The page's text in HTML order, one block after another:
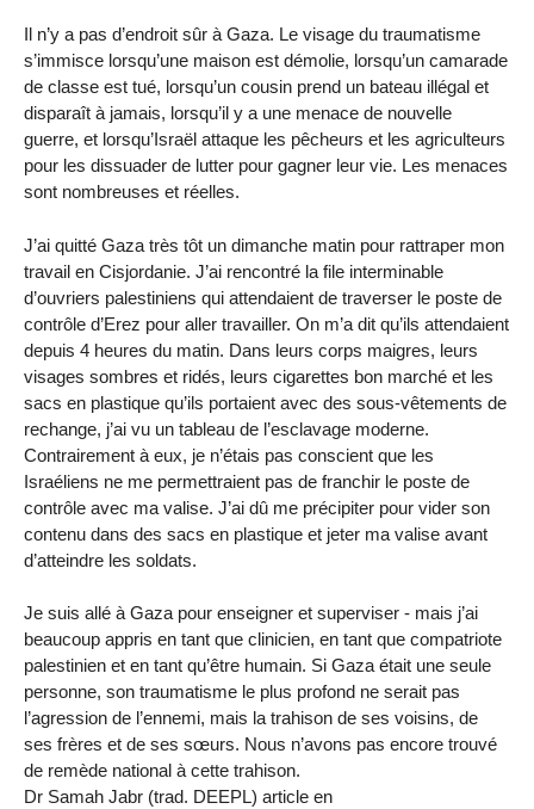
Il n’y a pas d’endroit sûr à Gaza. Le visage du traumatisme
s’immisce lorsqu’une maison est démolie, lorsqu’un camarade
de classe est tué, lorsqu’un cousin prend un bateau illégal et
disparaît à jamais, lorsqu’il y a une menace de nouvelle
guerre, et lorsqu’Israël attaque les pêcheurs et les agriculteurs
pour les dissuader de lutter pour gagner leur vie. Les menaces
sont nombreuses et réelles.
J’ai quitté Gaza très tôt un dimanche matin pour rattraper mon
travail en Cisjordanie. J’ai rencontré la file interminable
d’ouvriers palestiniens qui attendaient de traverser le poste de
contrôle d’Erez pour aller travailler. On m’a dit qu’ils attendaient
depuis 4 heures du matin. Dans leurs corps maigres, leurs
visages sombres et ridés, leurs cigarettes bon marché et les
sacs en plastique qu’ils portaient avec des sous-vêtements de
rechange, j’ai vu un tableau de l’esclavage moderne.
Contrairement à eux, je n’étais pas conscient que les
Israéliens ne me permettraient pas de franchir le poste de
contrôle avec ma valise. J’ai dû me précipiter pour vider son
contenu dans des sacs en plastique et jeter ma valise avant
d’atteindre les soldats.
Je suis allé à Gaza pour enseigner et superviser - mais j’ai
beaucoup appris en tant que clinicien, en tant que compatriote
palestinien et en tant qu’être humain. Si Gaza était une seule
personne, son traumatisme le plus profond ne serait pas
l’agression de l’ennemi, mais la trahison de ses voisins, de
ses frères et de ses sœurs. Nous n’avons pas encore trouvé
de remède national à cette trahison.
Dr Samah Jabr (trad. DEEPL) article en